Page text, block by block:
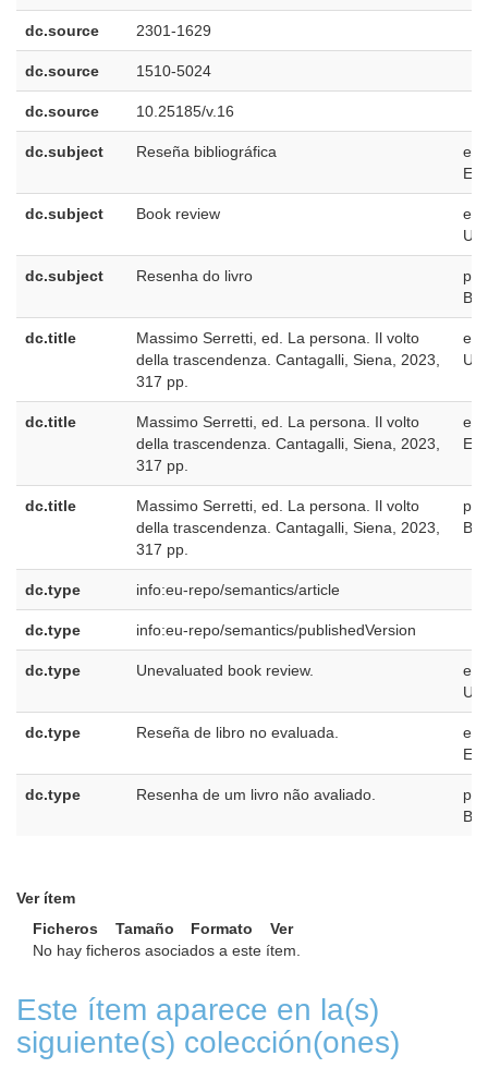
dc.source 2301-1629
dc.source 1510-5024
dc.source 10.25185/v.16
dc.subject Reseña bibliográfica
es-
ES
dc.subject Book review
en-
US
dc.subject Resenha do livro
pt-
BR
dc.title
Massimo Serretti, ed. La persona. Il volto
della trascendenza. Cantagalli, Siena, 2023,
317 pp.
en-
US
dc.title
Massimo Serretti, ed. La persona. Il volto
della trascendenza. Cantagalli, Siena, 2023,
317 pp.
es-
ES
dc.title
Massimo Serretti, ed. La persona. Il volto
della trascendenza. Cantagalli, Siena, 2023,
317 pp.
pt-
BR
dc.type info:eu-repo/semantics/article
dc.type info:eu-repo/semantics/publishedVersion
dc.type Unevaluated book review.
en-
US
dc.type Reseña de libro no evaluada.
es-
ES
dc.type Resenha de um livro não avaliado.
pt-
BR
Ver ítem
Ficheros
Tamaño Formato
Ver
No hay ficheros asociados a este ítem.
Este ítem aparece en la(s)
siguiente(s) colección(ones)